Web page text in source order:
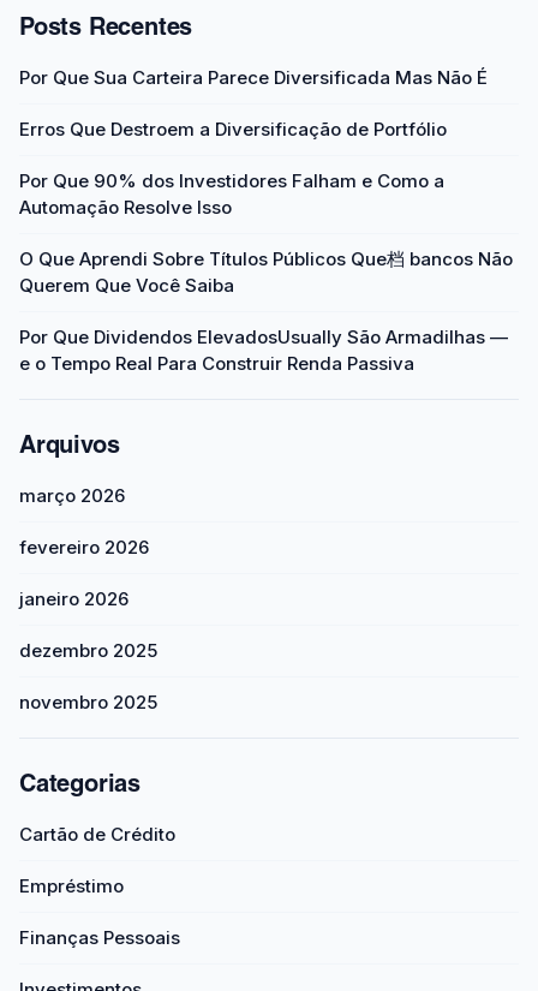
Posts Recentes
Por Que Sua Carteira Parece Diversificada Mas Não É
Erros Que Destroem a Diversificação de Portfólio
Por Que 90% dos Investidores Falham e Como a
Automação Resolve Isso
O Que Aprendi Sobre Títulos Públicos Que档 bancos Não
Querem Que Você Saiba
Por Que Dividendos ElevadosUsually São Armadilhas —
e o Tempo Real Para Construir Renda Passiva
Arquivos
março 2026
fevereiro 2026
janeiro 2026
dezembro 2025
novembro 2025
Categorias
Cartão de Crédito
Empréstimo
Finanças Pessoais